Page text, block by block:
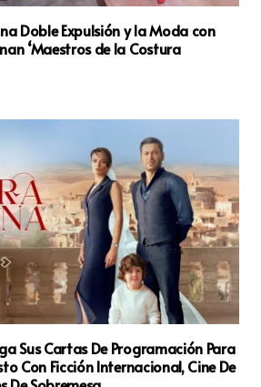
Doble Expulsión y la Moda con
‘Maestros de la Costura
Sus Cartas De Programación Para
Con Ficción Internacional, Cine De